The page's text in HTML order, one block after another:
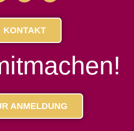
KONTAKT
ANMELDUNG